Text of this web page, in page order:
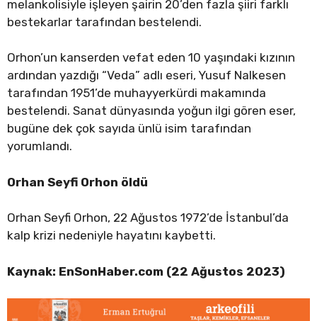
melankolisiyle işleyen şairin 20’den fazla şiiri farklı
bestekarlar tarafından bestelendi.
Orhon’un kanserden vefat eden 10 yaşındaki kızının
ardından yazdığı “Veda” adlı eseri, Yusuf Nalkesen
tarafından 1951’de muhayyerkürdi makamında
bestelendi. Sanat dünyasında yoğun ilgi gören eser,
bugüne dek çok sayıda ünlü isim tarafından
yorumlandı.
Orhan Seyfi Orhon öldü
Orhan Seyfi Orhon, 22 Ağustos 1972’de İstanbul’da
kalp krizi nedeniyle hayatını kaybetti.
Kaynak: EnSonHaber.com (22 Ağustos 2023)